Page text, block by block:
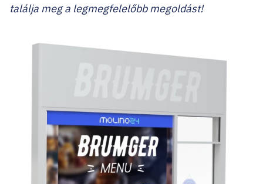
találja meg a legmegfelelőbb megoldást!